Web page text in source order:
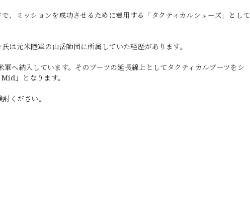
、ミッションを成功させるために着用する「タクティカルシューズ」として
は元米陸軍の山岳師団に所属していた経歴があります。
へ納入しています。そのブーツの延長線上としてタクティカルブーツをシ
」となります。
ください。